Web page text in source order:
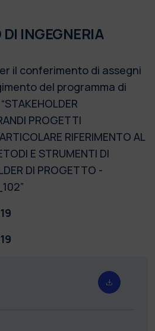
INGEGNERIA
il conferimento di assegni
del programma di
PROGETTI
RIFERIMENTO AL
E STRUMENTI DI
DI PROGETTO -